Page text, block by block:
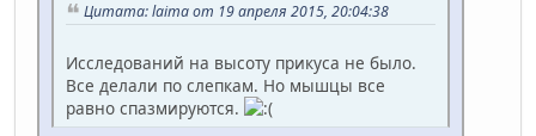
Цитата: laima от 19 апреля 2015, 20:04:38
Исследований на высоту прикуса не было.
Все делали по слепкам. Но мышцы все
равно спазмируются.